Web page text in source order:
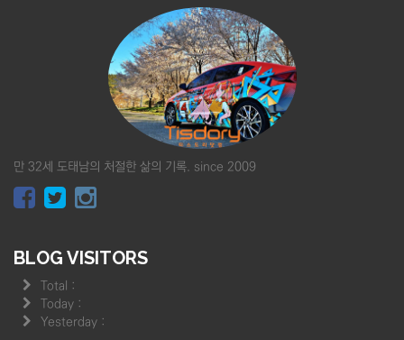
만 32세 도태남의 처절한 삶의 기록. since 2009
BLOG VISITORS
Total :
Today :
Yesterday :